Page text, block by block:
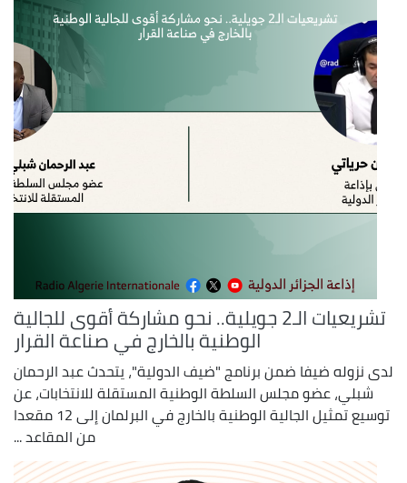
تشريعيات الـ2 جويلية.. نحو مشاركة أقوى للجالية
الوطنية بالخارج في صناعة القرار
لدى نزوله ضيفا ضمن برنامج "ضيف الدولية"، يتحدث عبد الرحمان
شبلي، عضو مجلس السلطة الوطنية المستقلة للانتخابات، عن
توسيع تمثيل الجالية الوطنية بالخارج في البرلمان إلى 12 مقعدا
من المقاعد ...